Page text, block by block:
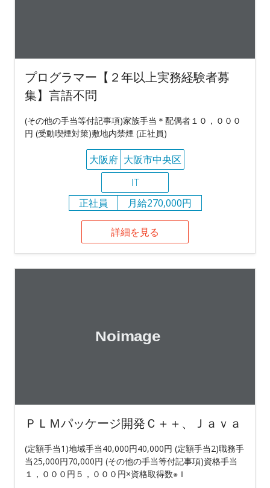
プログラマー【２年以上実務経験者募
集】言語不問
(その他の手当等付記事項)家族手当＊配偶者１０，０００
円 (受動喫煙対策)敷地内禁煙 (正社員)
大阪府 大阪市中央区
IT
正社員
月給270,000円
詳細を見る
ＰＬＭパッケージ開発Ｃ＋＋、Ｊａｖａ
(定額手当1)地域手当40,000円40,000円 (定額手当2)職務手
当25,000円70,000円 (その他の手当等付記事項)資格手当
１，０００円５，０００円×資格取得数※Ｉ